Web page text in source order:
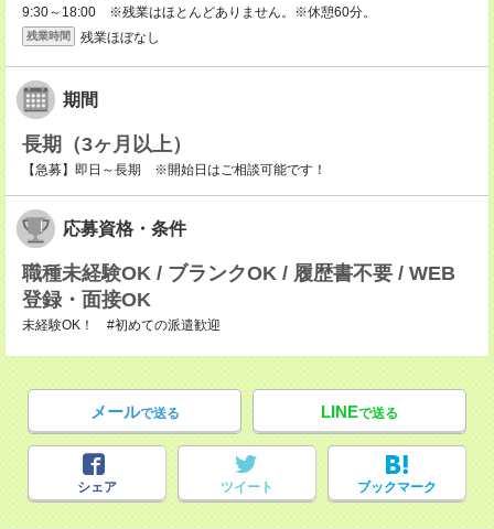
9:30～18:00 ※残業はほとんどありません。※休憩60分。
残業時間 残業ほぼなし
期間
長期（3ヶ月以上）
【急募】即日～長期 ※開始日はご相談可能です！
応募資格・条件
職種未経験OK / ブランクOK / 履歴書不要 / WEB
登録・面接OK
未経験OK！ #初めての派遣歓迎
メールで送る LINEで送る
シェア ツイート ブックマーク